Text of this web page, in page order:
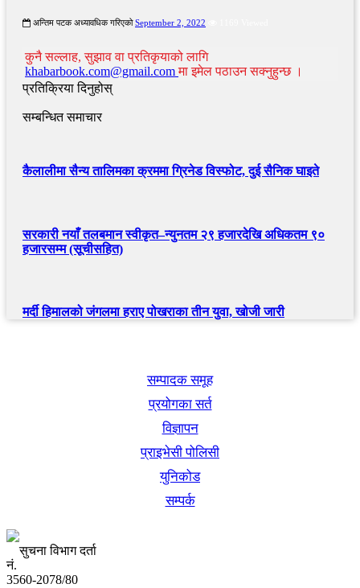
अन्तिम पटक अध्यावधिक गरिएको September 2, 2022
कुनै सल्लाह, सुझाव वा प्रतिकृयाको लागि
khabarbook.com@gmail.comमा इमेल पठाउन सक्नुहुन्छ ।
प्रतिक्रिया दिनुहोस्
सम्बन्धित समाचार
कैलालीमा सैन्य तालिमका क्रममा ग्रिनेड विस्फोट, दुई सैनिक घाइते
सरकारी नयाँ तलबमान स्वीकृत–न्युनतम २९ हजारदेखि अधिकतम ९०
हजारसम्म (सूचीसहित)
मर्दी हिमालको जंगलमा हराए पोखराका तीन युवा, खोजी जारी
सम्पादक समूह
प्रयोगका सर्त
विज्ञापन
प्राइभेसी पोलिसी
युनिकोड
सम्पर्क
सुचना विभाग दर्ता
नं.
3560-2078/80